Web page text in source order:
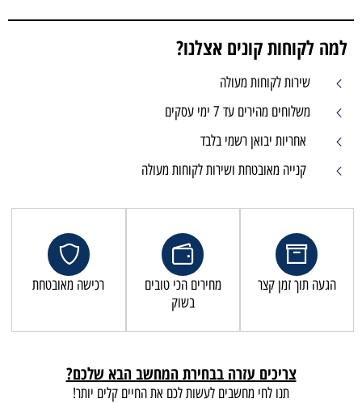
למה לקוחות קונים אצלנו?
שירות לקוחות מעולה
משלוחים מהירים עד 7 ימי עסקים
אחריות יבואן רשמי בלבד
קנייה מאובטחת ושירות לקוחות מעולה
הגעה תוך זמן קצר
מחירים הכי טובים
בשוק
רכישה מאובטחת
צריכים עזרה בבחירת המחשב הבא שלכם?
תנו לחי מחשבים לעשות לכם את החיים קלים יותר!